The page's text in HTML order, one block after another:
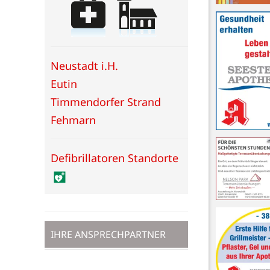
Neustadt i.H.
Eutin
Timmendorfer Strand
Fehmarn
Defibrillatoren Standorte
IHRE ANSPRECHPARTNER